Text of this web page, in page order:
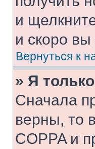
и
и скоро
Вернуться к
» Я
Сначала
верны, то
COPPA и